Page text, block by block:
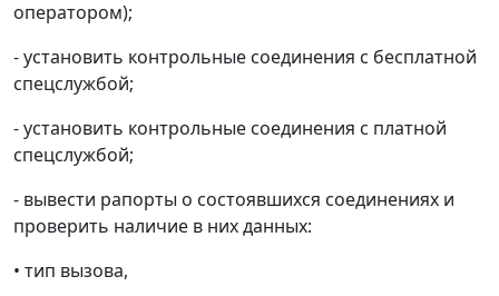
оператором);
- установить контрольные соединения с бесплатной
спецслужбой;
- установить контрольные соединения с платной
спецслужбой;
- вывести рапорты о состоявшихся соединениях и
проверить наличие в них данных:
• тип вызова,